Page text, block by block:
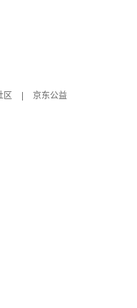
区
京东公益